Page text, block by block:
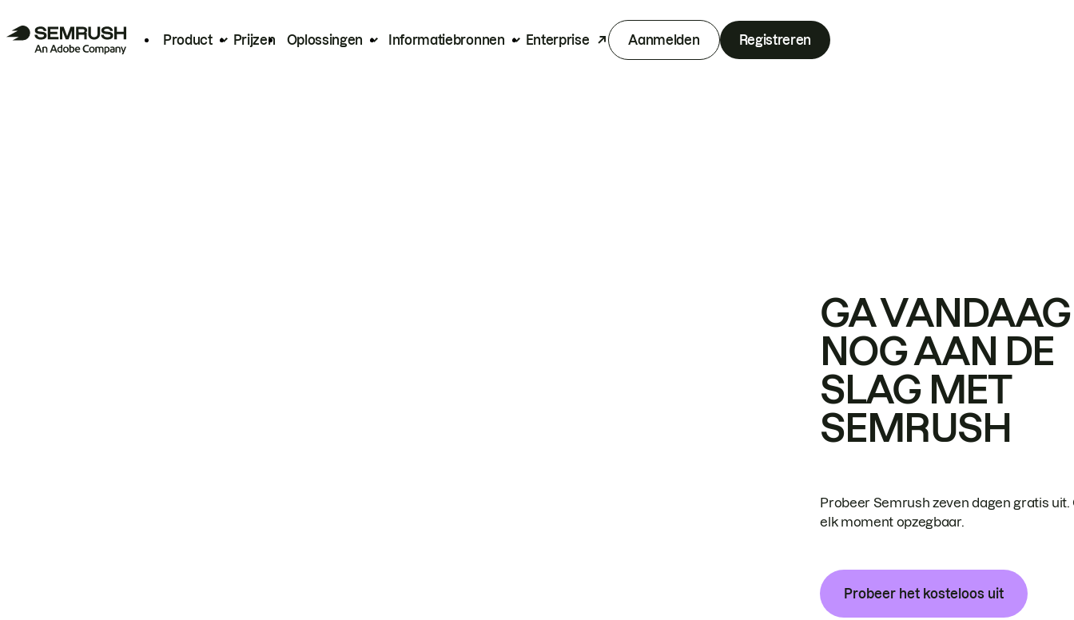
Product Prijzen Oplossingen Informatiebronnen Enterprise Aanmelden Registreren
GA VANDAAG
NOG AAN DE
SLAG MET
SEMRUSH
Probeer Semrush zeven dagen gratis uit.
elk moment opzegbaar.
Probeer het kosteloos uit